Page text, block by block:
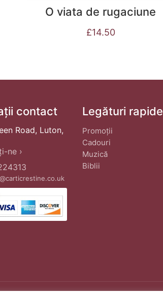
O viata de rugaciune
£14.50
contact
Road, Luton,
ne ›
Legături rapide
Promoții
Cadouri
Muzică
Biblii